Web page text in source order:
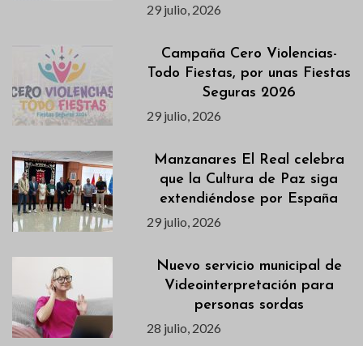
29 julio, 2026
Campaña Cero Violencias-
Todo Fiestas, por unas Fiestas
Seguras 2026
29 julio, 2026
Manzanares El Real celebra
que la Cultura de Paz siga
extendiéndose por España
29 julio, 2026
Nuevo servicio municipal de
Videointerpretación para
personas sordas
28 julio, 2026